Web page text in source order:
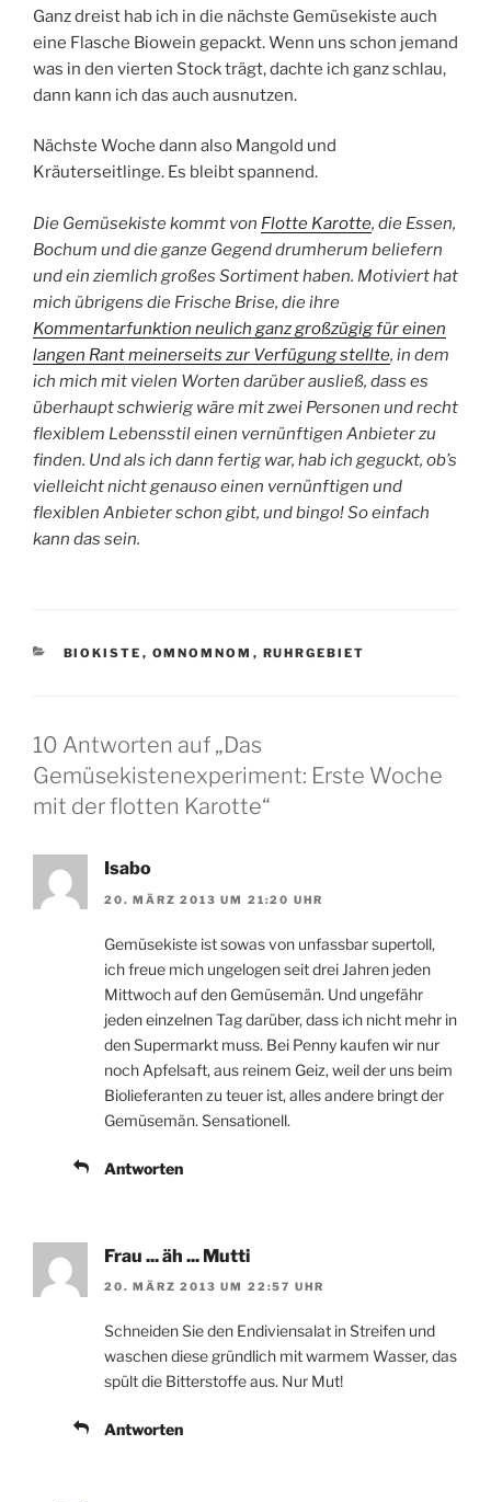
Ganz dreist hab ich in die nächste Gemüsekiste auch
eine Flasche Biowein gepackt. Wenn uns schon jemand
was in den vierten Stock trägt, dachte ich ganz schlau,
dann kann ich das auch ausnutzen.
Nächste Woche dann also Mangold und
Kräuterseitlinge. Es bleibt spannend.
Die Gemüsekiste kommt von Flotte Karotte, die Essen,
Bochum und die ganze Gegend drumherum beliefern
und ein ziemlich großes Sortiment haben. Motiviert hat
mich übrigens die Frische Brise, die ihre
Kommentarfunktion neulich ganz großzügig für einen
langen Rant meinerseits zur Verfügung stellte, in dem
ich mich mit vielen Worten darüber ausließ, dass es
überhaupt schwierig wäre mit zwei Personen und recht
flexiblem Lebensstil einen vernünftigen Anbieter zu
finden. Und als ich dann fertig war, hab ich geguckt, ob’s
vielleicht nicht genauso einen vernünftigen und
flexiblen Anbieter schon gibt, und bingo! So einfach
kann das sein.
KATEGORIEN
BIOKISTE , OMNOMNOM , RUHRGEBIET
10 Antworten auf „Das
Gemüsekistenexperiment: Erste Woche
mit der flotten Karotte“
Isabo
20. MÄRZ 2013 UM 21:20 UHR
Gemüsekiste ist sowas von unfassbar supertoll,
ich freue mich ungelogen seit drei Jahren jeden
Mittwoch auf den Gemüsemän. Und ungefähr
jeden einzelnen Tag darüber, dass ich nicht mehr in
den Supermarkt muss. Bei Penny kaufen wir nur
noch Apfelsaft, aus reinem Geiz, weil der uns beim
Biolieferanten zu teuer ist, alles andere bringt der
Gemüsemän. Sensationell.
Antworten
Frau ... äh ... Mutti
20. MÄRZ 2013 UM 22:57 UHR
Schneiden Sie den Endiviensalat in Streifen und
waschen diese gründlich mit warmem Wasser, das
spült die Bitterstoffe aus. Nur Mut!
Antworten